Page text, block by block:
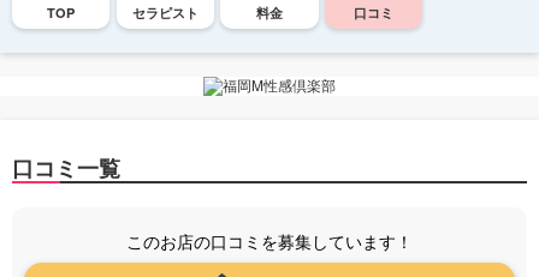
TOP セラピスト 料金 口コミ
口コミ一覧
このお店の口コミを募集しています！